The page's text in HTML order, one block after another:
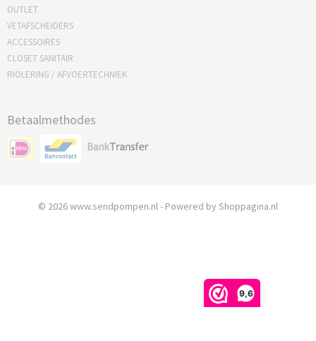
9,6
OUTLET
VETAFSCHEIDERS
ACCESSOIRES
CLOSET SANITAIR
RIOLERING / AFVOERTECHNIEK
Betaalmethodes
© 2026 www.sendpompen.nl - Powered by Shoppagina.nl